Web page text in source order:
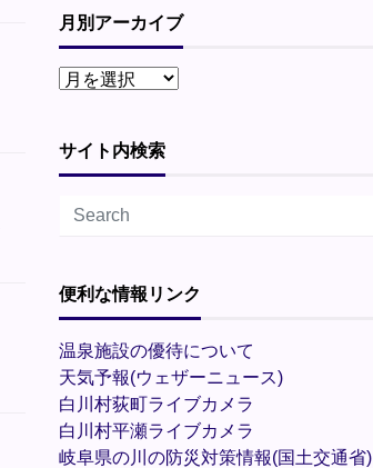
月別アーカイブ
サイト内検索
便利な情報リンク
温泉施設の優待について
天気予報(ウェザーニュース)
白川村荻町ライブカメラ
白川村平瀬ライブカメラ
岐阜県の川の防災対策情報(国土交通省)